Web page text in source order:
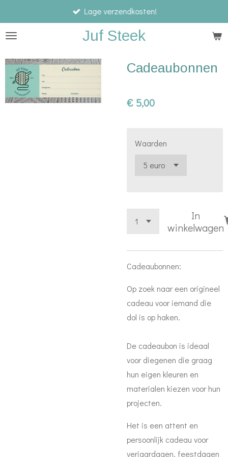
direct
naar
hoofdinhoud
Juf Steek
Lage verzendkosten!
Cadeaubonnen
€ 5,00
Waarden
In
winkelwagen
Cadeaubonnen:
Op zoek naar een origineel
cadeau voor iemand die
dol is op haken.
De cadeaubon is ideaal
voor diegenen die graag
hun eigen kleuren en
materialen kiezen voor hun
projecten.
Het is een attent en
persoonlijk cadeau voor
verjaardagen, feestdagen